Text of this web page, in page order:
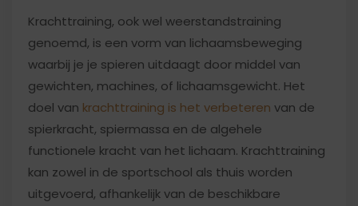
Krachttraining, ook wel weerstandstraining
genoemd, is een vorm van lichaamsbeweging
waarbij je je spieren uitdaagt door middel van
gewichten, machines, of lichaamsgewicht. Het
doel van krachttraining is het verbeteren van de
spierkracht, spiermassa en de algehele
functionele kracht van het lichaam. Krachttraining
kan zowel in de sportschool als thuis worden
uitgevoerd, afhankelijk van de beschikbare